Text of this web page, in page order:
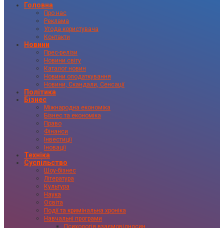
Головна
Про нас
Реклама
Угода користувача
Контакти
Новини
Прес-релізи
Новини світу
Каталог новин
Новини оподаткування
Новини, Скандали, Сенсації
Політика
Бізнес
Міжнародна економіка
Бізнес та економіка
Право
Фінанси
Інвестиції
Іновації
Техніка
Суспільство
Шоу-бізнес
Література
Культура
Наука
Освіта
Події та кримінальна хроніка
Навчальні програми
Психологія взаємовідносин